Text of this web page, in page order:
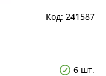
241587
6 шт.